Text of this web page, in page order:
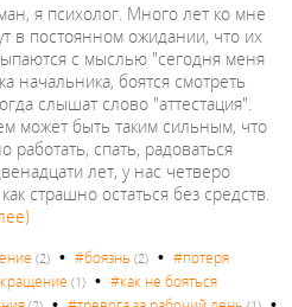
я психолог. Много лет ко мне
в постоянном ожидании, что их
с мыслью "сегодня меня
начальника, боятся смотреть
слышат слово "аттестация".
может быть таким сильным, что
работать, спать, радоваться
лет, у нас четверо
страшно остаться без средств.
(2) • #боязнь (2) • #потеря
(1) • #как не бояться